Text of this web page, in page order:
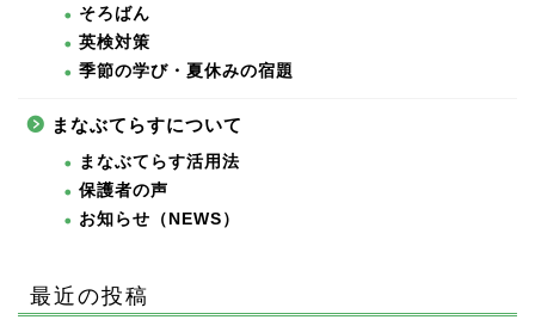
そろばん
英検対策
季節の学び・夏休みの宿題
まなぶてらすについて
まなぶてらす活用法
保護者の声
お知らせ（NEWS）
最近の投稿